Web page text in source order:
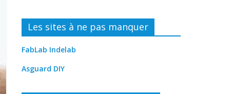
Les sites à ne pas manquer
FabLab Indelab
Asguard DIY